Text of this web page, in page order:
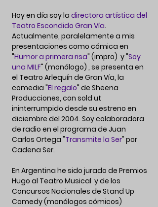
Hoy en día soy la directora artística del
Teatro Escondido Gran Vía.
Actualmente, paralelamente a mis
presentaciones como cómica en
"Humor a primera risa" (impro) y "Soy
una MILF" (monólogo) , se presenta en
el Teatro Arlequín de Gran Vía, la
comedia "El regalo" de Sheena
Producciones, con sold ut
ininterrumpido desde su estreno en
diciembre del 2004. Soy colaboradora
de radio en el programa de Juan
Carlos Ortega "Transmite la Ser" por
Cadena Ser.
En Argentina he sido jurado de Premios
Hugo al Teatro Musical y de los
Concursos Nacionales de Stand Up
Comedy (monólogos cómicos)